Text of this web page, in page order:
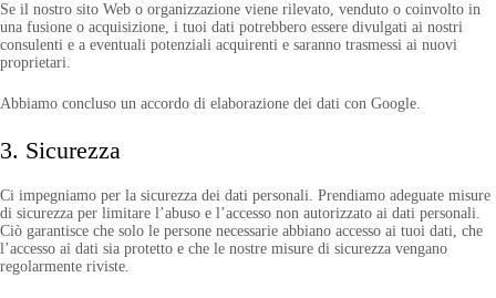
Se il nostro sito Web o organizzazione viene rilevato, venduto o coinvolto in
una fusione o acquisizione, i tuoi dati potrebbero essere divulgati ai nostri
consulenti e a eventuali potenziali acquirenti e saranno trasmessi ai nuovi
proprietari.
Abbiamo concluso un accordo di elaborazione dei dati con Google.
3. Sicurezza
Ci impegniamo per la sicurezza dei dati personali. Prendiamo adeguate misure
di sicurezza per limitare l’abuso e l’accesso non autorizzato ai dati personali.
Ciò garantisce che solo le persone necessarie abbiano accesso ai tuoi dati, che
l’accesso ai dati sia protetto e che le nostre misure di sicurezza vengano
regolarmente riviste.